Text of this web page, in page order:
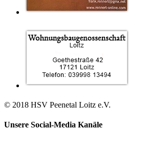
© 2018 HSV Peenetal Loitz e.V.
Unsere Social-Media Kanäle